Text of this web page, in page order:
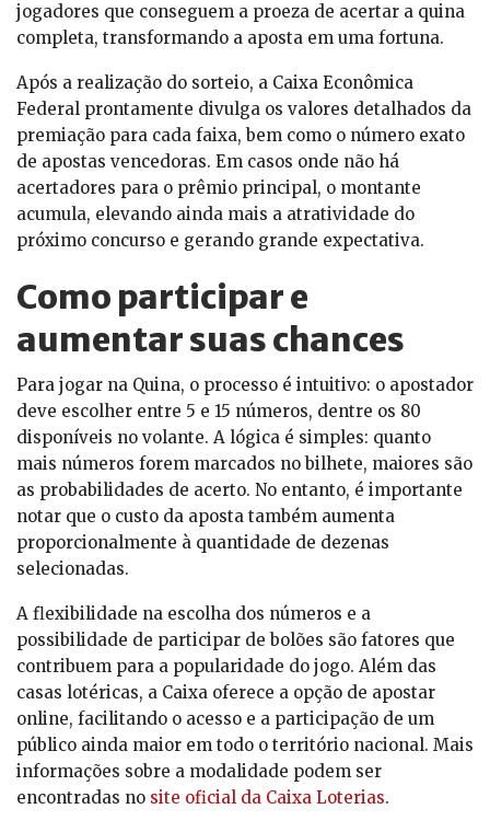
jogadores que conseguem a proeza de acertar a quina
completa, transformando a aposta em uma fortuna.
Após a realização do sorteio, a Caixa Econômica
Federal prontamente divulga os valores detalhados da
premiação para cada faixa, bem como o número exato
de apostas vencedoras. Em casos onde não há
acertadores para o prêmio principal, o montante
acumula, elevando ainda mais a atratividade do
próximo concurso e gerando grande expectativa.
Como participar e
aumentar suas chances
Para jogar na Quina, o processo é intuitivo: o apostador
deve escolher entre 5 e 15 números, dentre os 80
disponíveis no volante. A lógica é simples: quanto
mais números forem marcados no bilhete, maiores são
as probabilidades de acerto. No entanto, é importante
notar que o custo da aposta também aumenta
proporcionalmente à quantidade de dezenas
selecionadas.
A flexibilidade na escolha dos números e a
possibilidade de participar de bolões são fatores que
contribuem para a popularidade do jogo. Além das
casas lotéricas, a Caixa oferece a opção de apostar
online, facilitando o acesso e a participação de um
público ainda maior em todo o território nacional. Mais
informações sobre a modalidade podem ser
encontradas no site oficial da Caixa Loterias.